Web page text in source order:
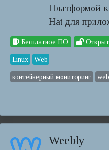
Платформой
Hat для
Бесплатное ПО
Linux Web
контейнерный мониторинг
Weebly